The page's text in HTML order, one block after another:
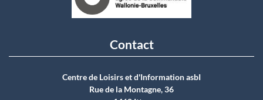
Contact
Centre de Loisirs et d'Information asbI
Rue de la Montagne, 36